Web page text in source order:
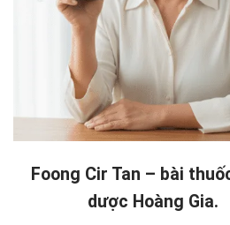
Foong Cir Tan – bài
dược Hoàng Gia.